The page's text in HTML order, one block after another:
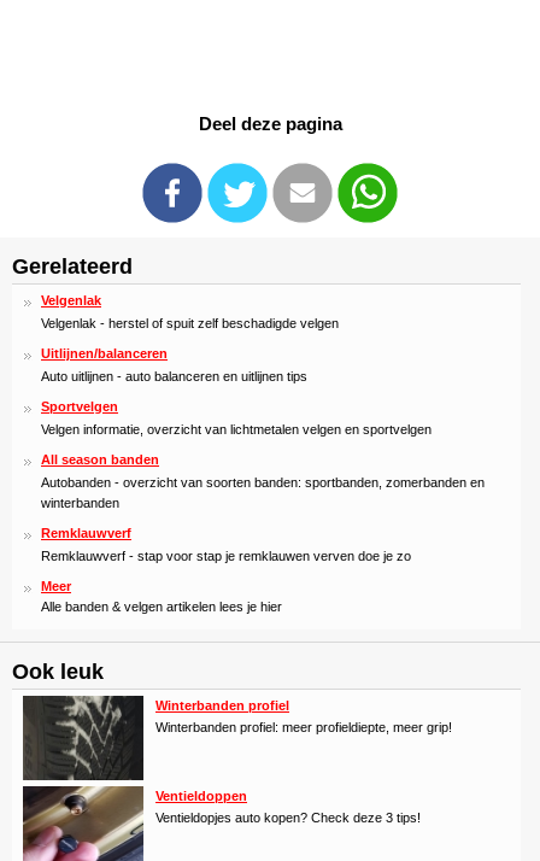
Deel deze pagina
Gerelateerd
Velgenlak
Velgenlak - herstel of spuit zelf beschadigde velgen
Uitlijnen/balanceren
Auto uitlijnen - auto balanceren en uitlijnen tips
Sportvelgen
Velgen informatie, overzicht van lichtmetalen velgen en sportvelgen
All season banden
Autobanden - overzicht van soorten banden: sportbanden, zomerbanden en
winterbanden
Remklauwverf
Remklauwverf - stap voor stap je remklauwen verven doe je zo
Meer
Alle banden & velgen artikelen lees je hier
Ook leuk
Winterbanden profiel
Winterbanden profiel: meer profieldiepte, meer grip!
Ventieldoppen
Ventieldopjes auto kopen? Check deze 3 tips!